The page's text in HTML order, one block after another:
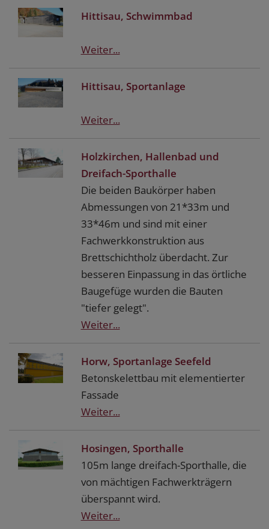
Hittisau, Schwimmbad
Weiter...
Hittisau, Sportanlage
Weiter...
Holzkirchen, Hallenbad und
Dreifach-Sporthalle
Die beiden Baukörper haben
Abmessungen von 21*33m und
33*46m und sind mit einer
Fachwerkkonstruktion aus
Brettschichtholz überdacht. Zur
besseren Einpassung in das örtliche
Baugefüge wurden die Bauten
"tiefer gelegt".
Weiter...
Horw, Sportanlage Seefeld
Betonskelettbau mit elementierter
Fassade
Weiter...
Hosingen, Sporthalle
105m lange dreifach-Sporthalle, die
von mächtigen Fachwerkträgern
überspannt wird.
Weiter...